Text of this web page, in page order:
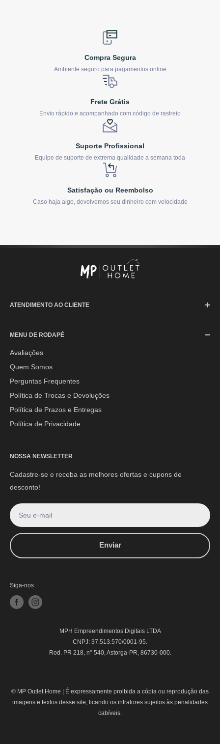
Compra Segura
Ambiente seguro para pagamentos online
Frete Grátis
Envio rápido e acompanhado com código de rastreio
Suporte Profissional
Equipe de suporte de extrema qualidade a semana toda
Satisfação ou Reembolso
Caso haja algo, devolvemos seu dinheiro com velocidade
ATENDIMENTO AO CLIENTE
Segunda à Sexta-feira: 08h às 17h30min
Sábado: 08h às 12h
WhatsApp:
(44) 9 8856-3798
MENU DE RODAPÉ
Avaliações
Quem Somos
Perguntas Frequentes
Política de Trocas e Devoluções
Política de Prazos e Entregas
Política de Privacidade
NOSSA NEWSLETTER
Cadastre-se e receba as melhores ofertas e cupons de
desconto!
Seu e-mail
Enviar
Siga-nos
MPH Empreendimentos Digitais LTDA
CNPJ: 37.513.570/0001-95.
Rod. PR 218, n° 540, Astorga-PR, 86730-000.
© MP Outlet Home | É expressamente proibida a cópia ou reprodução das
imagens e textos desse site, ficando os infratores sujeitos às penalidades
cabíveis.